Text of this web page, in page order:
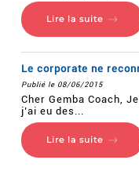
Lire la suite
Le corporate ne
Publié le 08/06/2015
Cher Gemba Coach,
j’ai eu des...
Lire la suite